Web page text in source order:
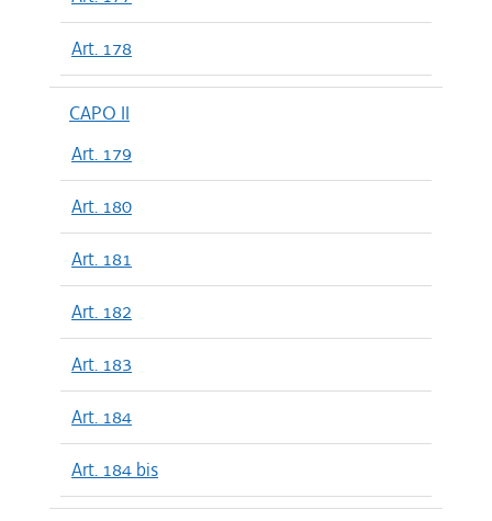
Art. 178
CAPO II
Art. 179
Art. 180
Art. 181
Art. 182
Art. 183
Art. 184
Art. 184 bis